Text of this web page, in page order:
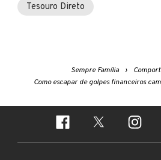
Tesouro Direto
Sempre Família
Como escapar de golpes financeiros